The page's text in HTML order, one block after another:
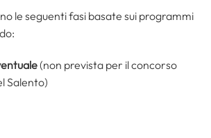
le seguenti fasi basate sui programmi
(non prevista per il concorso
Salento)